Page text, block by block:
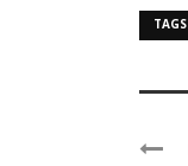
TAGS